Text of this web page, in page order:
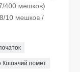
400 мешков)
10 мешков /
Кошачий помет